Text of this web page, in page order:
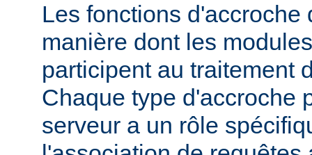
Les fonctions d'accroche
manière dont les
participent au traitement
Chaque type d'accroche
serveur a un rôle